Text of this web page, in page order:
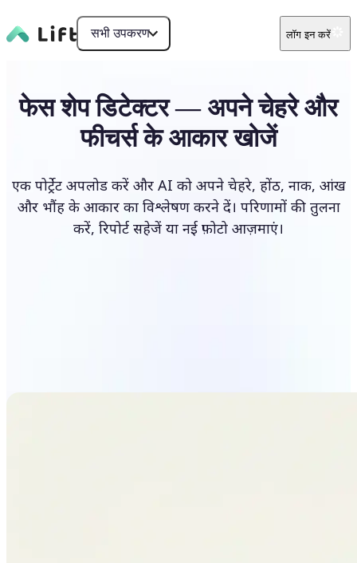
सभी उपकरण लॉग इन करें
फेस शेप डिटेक्टर — अपने चेहरे और
फीचर्स के आकार खोजें
एक पोर्ट्रेट अपलोड करें और AI को अपने चेहरे, होंठ, नाक, आंख
और भौंह के आकार का विश्लेषण करने दें। परिणामों की तुलना
करें, रिपोर्ट सहेजें या नई फ़ोटो आज़माएं।